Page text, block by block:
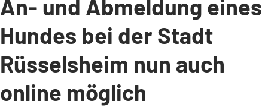
An- und Abmeldung eines
Hundes bei der Stadt
Rüsselsheim nun auch
online möglich